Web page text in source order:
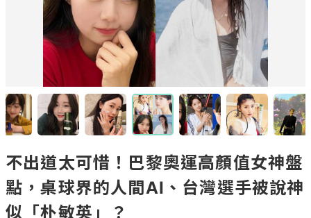
不出道太可惜！巴黎奧運高顏值女神盤
點，桌球界的人間AI、台灣選手被說神
似「朴敏英」？